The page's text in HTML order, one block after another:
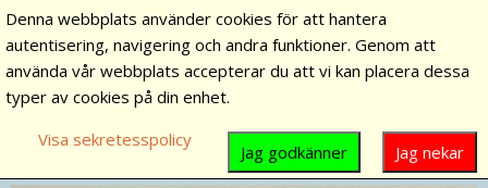
Denna webbplats använder cookies för att hantera
autentisering, navigering och andra funktioner. Genom att
använda vår webbplats accepterar du att vi kan placera dessa
typer av cookies på din enhet.
Visa sekretesspolicy
Jag nekar
Jag godkänner